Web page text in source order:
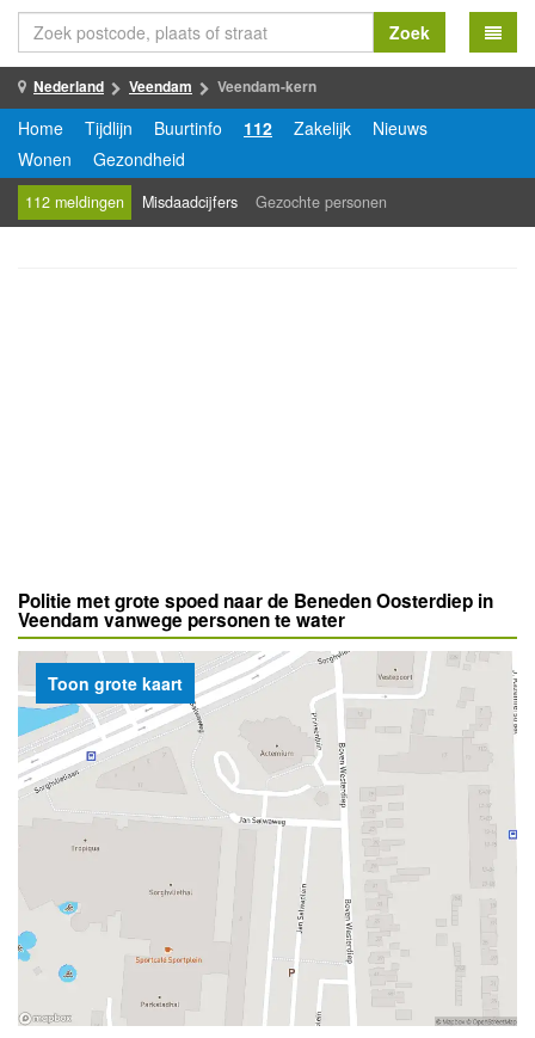
Zoek
Nederland Veendam Veendam-kern
Home Tijdlijn Buurtinfo 112 Zakelijk
Nieuws
Wonen
Gezondheid
112 meldingen Misdaadcijfers Gezochte personen
Politie met grote spoed naar de Beneden Oosterdiep in
Veendam vanwege personen te water
Toon grote kaart